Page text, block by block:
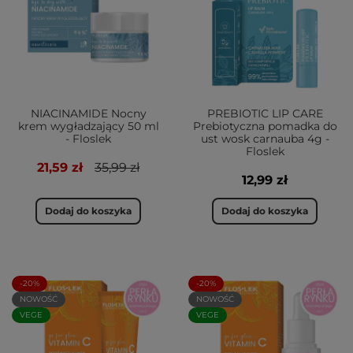
NIACINAMIDE Nocny
krem wygładzający 50 ml
- Floslek
21,59 zł 35,99 zł
Dodaj do koszyka
PREBIOTIC LIP CARE
Prebiotyczna pomadka do
ust wosk carnauba 4g -
Floslek
12,99 zł
Dodaj do koszyka
-20%
NOWOŚĆ
VEGE
-20%
NOWOŚĆ
VEGE